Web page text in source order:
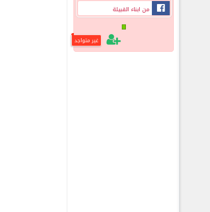
من ابناء القبيلة
غير متواجد